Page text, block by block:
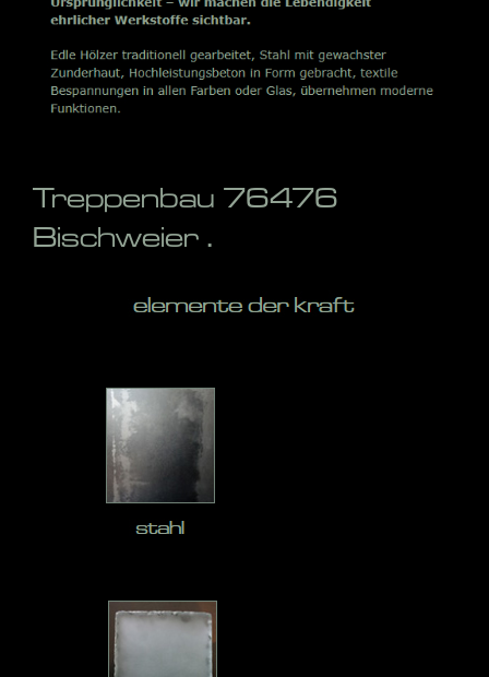
Treppenbau 76476
Bischweier .